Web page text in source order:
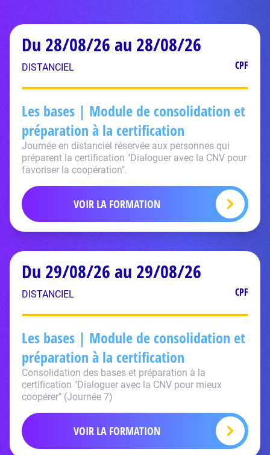
Du 28/08/26 au 28/08/26
DISTANCIEL CPF
Les bases | Module de consolidation et
préparation à la certification
Journée en distanciel réservée aux personnes qui
préparent la certification "Dialoguer avec la CNV pour
favoriser la coopération".
VOIR LA FORMATION
Du 29/08/26 au 29/08/26
DISTANCIEL CPF
Les bases | Module de consolidation et
préparation à la certification
Consolidation des bases et préparation à la
certification "Dialoguer avec la CNV pour mieux
coopérer" (Journée 7)
VOIR LA FORMATION